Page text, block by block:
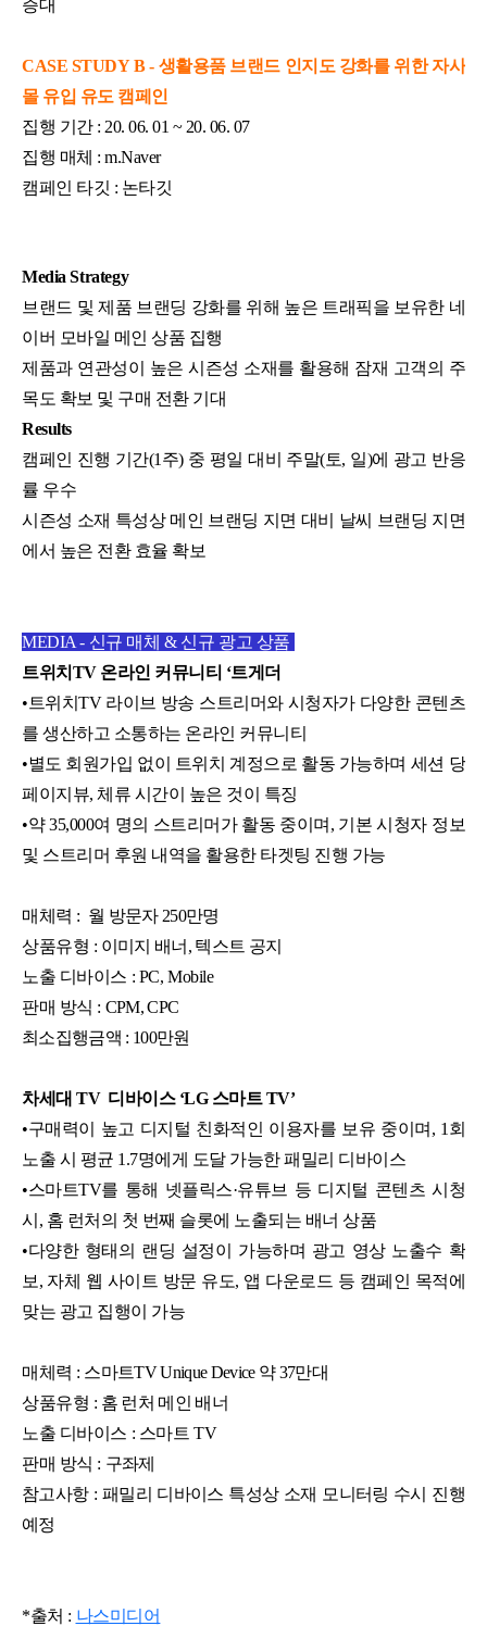
증대
CASE STUDYB - 생활용품 브랜드 인지도 강화를 위한 자사
몰 유입 유도 캠페인
집행 기간 : 20. 06. 01 ~ 20. 06. 07
집행 매체 : m.Naver
캠페인 타깃 : 논타깃
Media Strategy
브랜드 및 제품 브랜딩 강화를 위해 높은 트래픽을 보유한 네
이버 모바일 메인 상품 집행
제품과 연관성이 높은 시즌성 소재를 활용해 잠재 고객의 주
목도 확보 및 구매 전환 기대
Results
캠페인 진행 기간(1주) 중 평일 대비 주말(토, 일)에 광고 반응
률 우수
시즌성 소재 특성상 메인 브랜딩 지면 대비 날씨 브랜딩 지면
에서 높은 전환 효율 확보
MEDIA - 신규 매체 & 신규 광고 상품
트위치TV 온라인 커뮤니티 ‘트게더
•트위치TV 라이브 방송 스트리머와 시청자가 다양한 콘텐츠
를 생산하고 소통하는 온라인 커뮤니티
•별도 회원가입 없이 트위치 계정으로 활동 가능하며 세션 당
페이지뷰, 체류 시간이 높은 것이 특징
•약 35,000여 명의 스트리머가 활동 중이며, 기본 시청자 정보
및 스트리머 후원 내역을 활용한 타겟팅 진행 가능
매체력 : 월 방문자 250만명
상품유형 : 이미지 배너, 텍스트 공지
노출 디바이스 : PC, Mobile
판매 방식 : CPM, CPC
최소집행금액 : 100만원
차세대 TV 디바이스 ‘LG 스마트 TV’
•구매력이 높고 디지털 친화적인 이용자를 보유 중이며, 1회
노출 시 평균 1.7명에게 도달 가능한 패밀리 디바이스
•스마트TV를 통해 넷플릭스·유튜브 등 디지털 콘텐츠 시청
시, 홈 런처의 첫 번째 슬롯에 노출되는 배너 상품
•다양한 형태의 랜딩 설정이 가능하며 광고 영상 노출수 확
보, 자체 웹 사이트 방문 유도, 앱 다운로드 등 캠페인 목적에
맞는 광고 집행이 가능
매체력 : 스마트TV Unique Device 약 37만대
상품유형 : 홈 런처 메인 배너
노출 디바이스 : 스마트 TV
판매 방식 : 구좌제
참고사항 : 패밀리 디바이스 특성상 소재 모니터링 수시 진행
예정
*출처 : 나스미디어